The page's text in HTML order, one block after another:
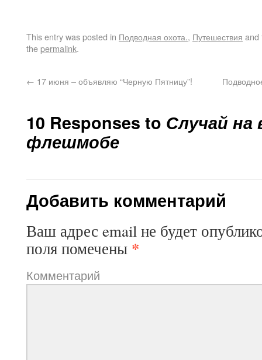
This entry was posted in Подводная охота., Путешествия
thepermalink.
← 17 июня – объявляю “Черную Пятницу”!
10 Responses to Случай на
флешмобе
Добавить комментарий
Ваш адрес email не будет
поля помечены *
Комментарий